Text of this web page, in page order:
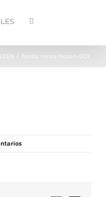
fondo mesa frozen-001